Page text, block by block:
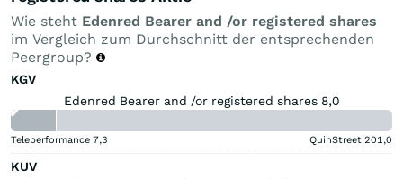
Wie steht Edenred Bearer and /or registered shares
im Vergleich zum Durchschnitt der entsprechenden
Peergroup?
KGV
Edenred Bearer and /or registered shares 8,0
Teleperformance 7,3 QuinStreet 201,0
KUV